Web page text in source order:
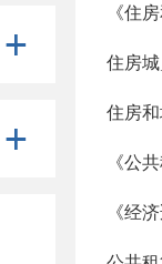
住房
《公
《经